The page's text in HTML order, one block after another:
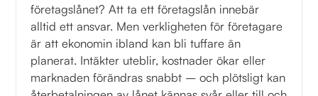
företagslånet? Att ta ett företagslån innebär
alltid ett ansvar. Men verkligheten för företagare
är att ekonomin ibland kan bli tuffare än
planerat. Intäkter uteblir, kostnader ökar eller
marknaden förändras snabbt – och plötsligt kan